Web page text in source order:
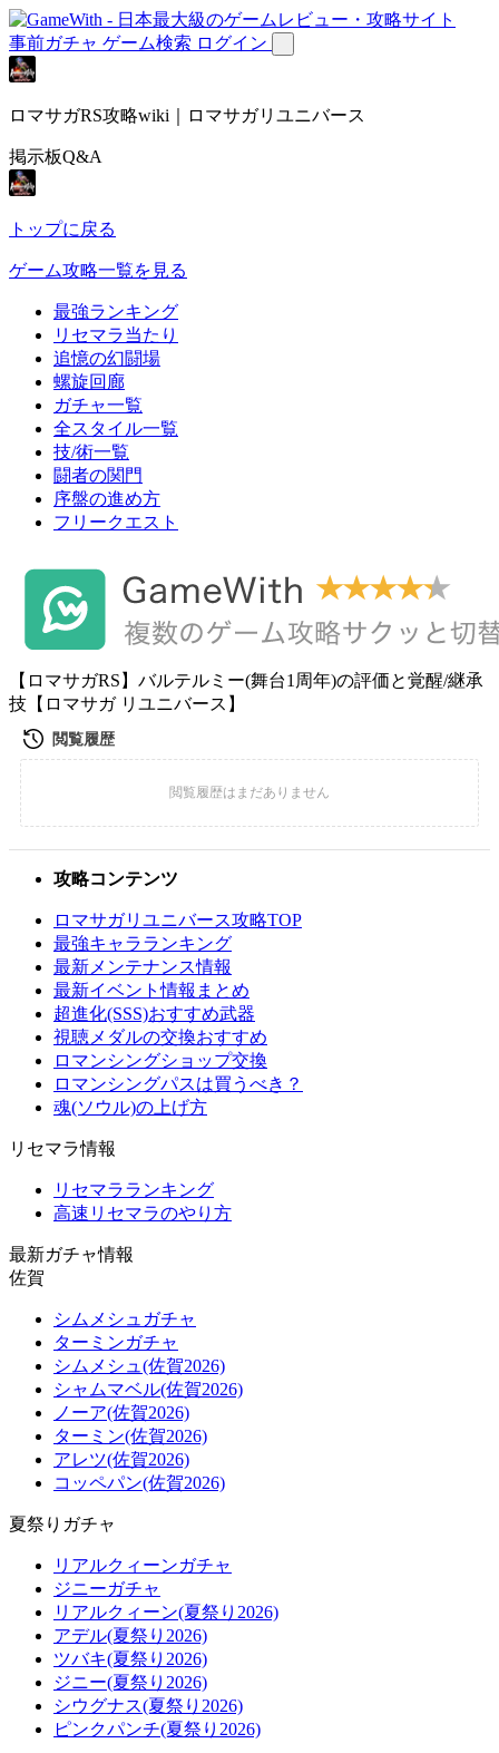
事前ガチャ ゲーム検索 ログイン
ロマサガRS攻略wiki｜ロマサガリユニバース
掲示板Q&A
トップに戻る
ゲーム攻略一覧を見る
最強ランキング
リセマラ当たり
追憶の幻闘場
螺旋回廊
ガチャ一覧
全スタイル一覧
技/術一覧
闘者の関門
序盤の進め方
フリークエスト
【ロマサガRS】バルテルミー(舞台1周年)の評価と覚醒/継承
技【ロマサガ リユニバース】
攻略コンテンツ
ロマサガリユニバース攻略TOP
最強キャラランキング
最新メンテナンス情報
最新イベント情報まとめ
超進化(SSS)おすすめ武器
視聴メダルの交換おすすめ
ロマンシングショップ交換
ロマンシングパスは買うべき？
魂(ソウル)の上げ方
リセマラ情報
リセマラランキング
高速リセマラのやり方
最新ガチャ情報
佐賀
シムメシュガチャ
ターミンガチャ
シムメシュ(佐賀2026)
シャムマベル(佐賀2026)
ノーア(佐賀2026)
ターミン(佐賀2026)
アレツ(佐賀2026)
コッペパン(佐賀2026)
夏祭りガチャ
リアルクィーンガチャ
ジニーガチャ
リアルクィーン(夏祭り2026)
アデル(夏祭り2026)
ツバキ(夏祭り2026)
ジニー(夏祭り2026)
シウグナス(夏祭り2026)
ピンクパンチ(夏祭り2026)